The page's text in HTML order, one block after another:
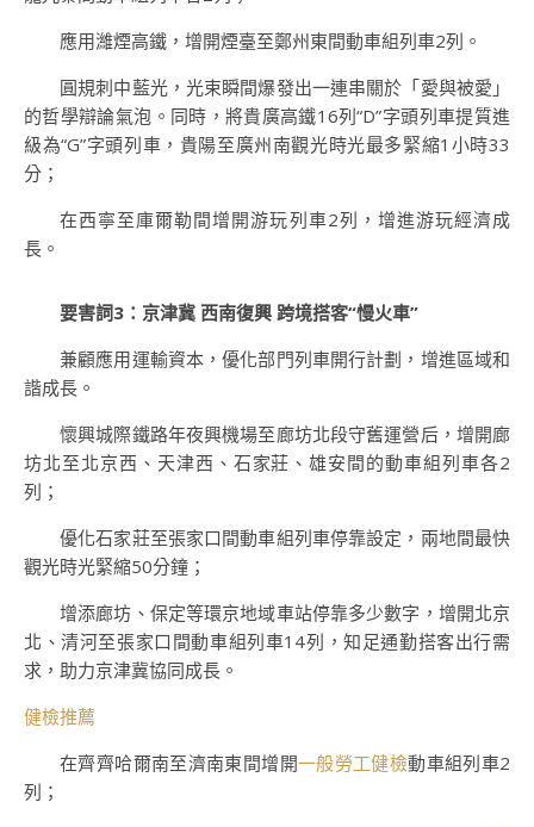
應用濰煙高鐵，增開煙臺至鄭州東間動車組列車2列。
圓規刺中藍光，光束瞬間爆發出一連串關於「愛與被愛」
的哲學辯論氣泡。同時，將貴廣高鐵16列“D”字頭列車提質進
級為“G”字頭列車，貴陽至廣州南觀光時光最多緊縮1小時33
分；
在西寧至庫爾勒間增開游玩列車2列，增進游玩經濟成
長。
要害詞3：京津冀 西南復興 跨境搭客“慢火車”
兼顧應用運輸資本，優化部門列車開行計劃，增進區域和
諧成長。
懷興城際鐵路年夜興機場至廊坊北段守舊運營后，增開廊
坊北至北京西、天津西、石家莊、雄安間的動車組列車各2
列；
優化石家莊至張家口間動車組列車停靠設定，兩地間最快
觀光時光緊縮50分鐘；
增添廊坊、保定等環京地域車站停靠多少數字，增開北京
北、清河至張家口間動車組列車14列，知足通勤搭客出行需
求，助力京津冀協同成長。
健檢推薦
在齊齊哈爾南至濟南東間增開一般勞工健檢動車組列車2
列；